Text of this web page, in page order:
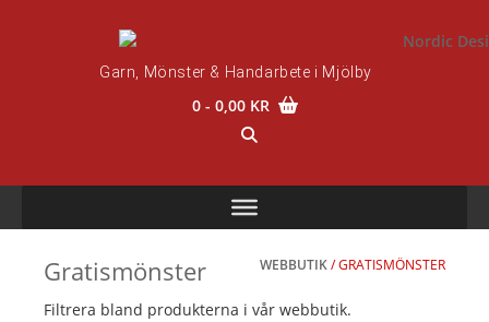
Garn, Mönster & Handarbete i Mjölby
0- 0,00 KR
WEBBUTIK/ GRATISMÖNSTER
Gratismönster
Filtrera bland produkterna i vår webbutik.